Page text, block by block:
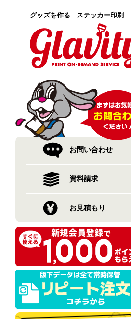
グッズを作る - ステッカー印刷 -
お問い合わせ
資料請求
お見積もり